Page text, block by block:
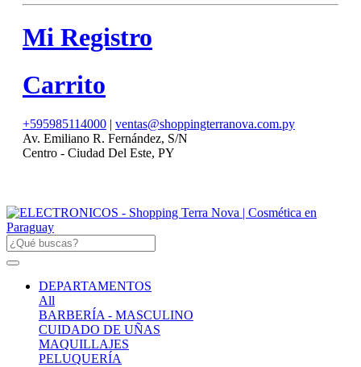
Mi Registro
Carrito
+595985114000 | ventas@shoppingterranova.com.py
Av. Emiliano R. Fernández, S/N
Centro - Ciudad Del Este, PY
DEPARTAMENTOS
All
BARBERÍA - MASCULINO
CUIDADO DE UÑAS
MAQUILLAJES
PELUQUERÍA